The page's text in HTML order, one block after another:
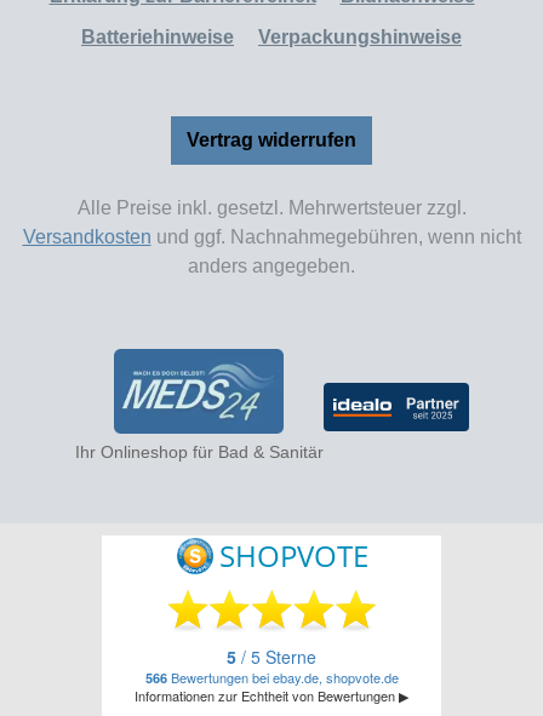
Batteriehinweise
Verpackungshinweise
Vertrag widerrufen
Alle Preise inkl. gesetzl. Mehrwertsteuer zzgl.
Versandkosten und ggf. Nachnahmegebühren, wenn nicht
anders angegeben.
Ihr Onlineshop für Bad & Sanitär